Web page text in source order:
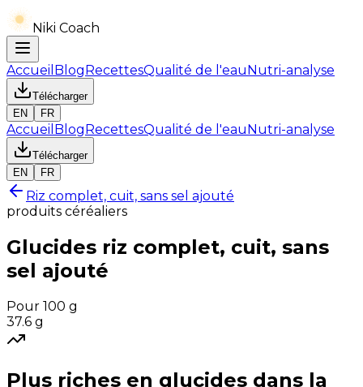
Niki Coach
Accueil BlogRecettesQualité de l'eauNutri-analyse
Télécharger
EN
FR
Accueil BlogRecettesQualité de l'eauNutri-analyse
Télécharger
EN
FR
Riz complet, cuit, sans sel ajouté
produits céréaliers
Glucides riz complet, cuit, sans
sel ajouté
Pour 100 g
37.6 g
Plus riches en glucides dans la